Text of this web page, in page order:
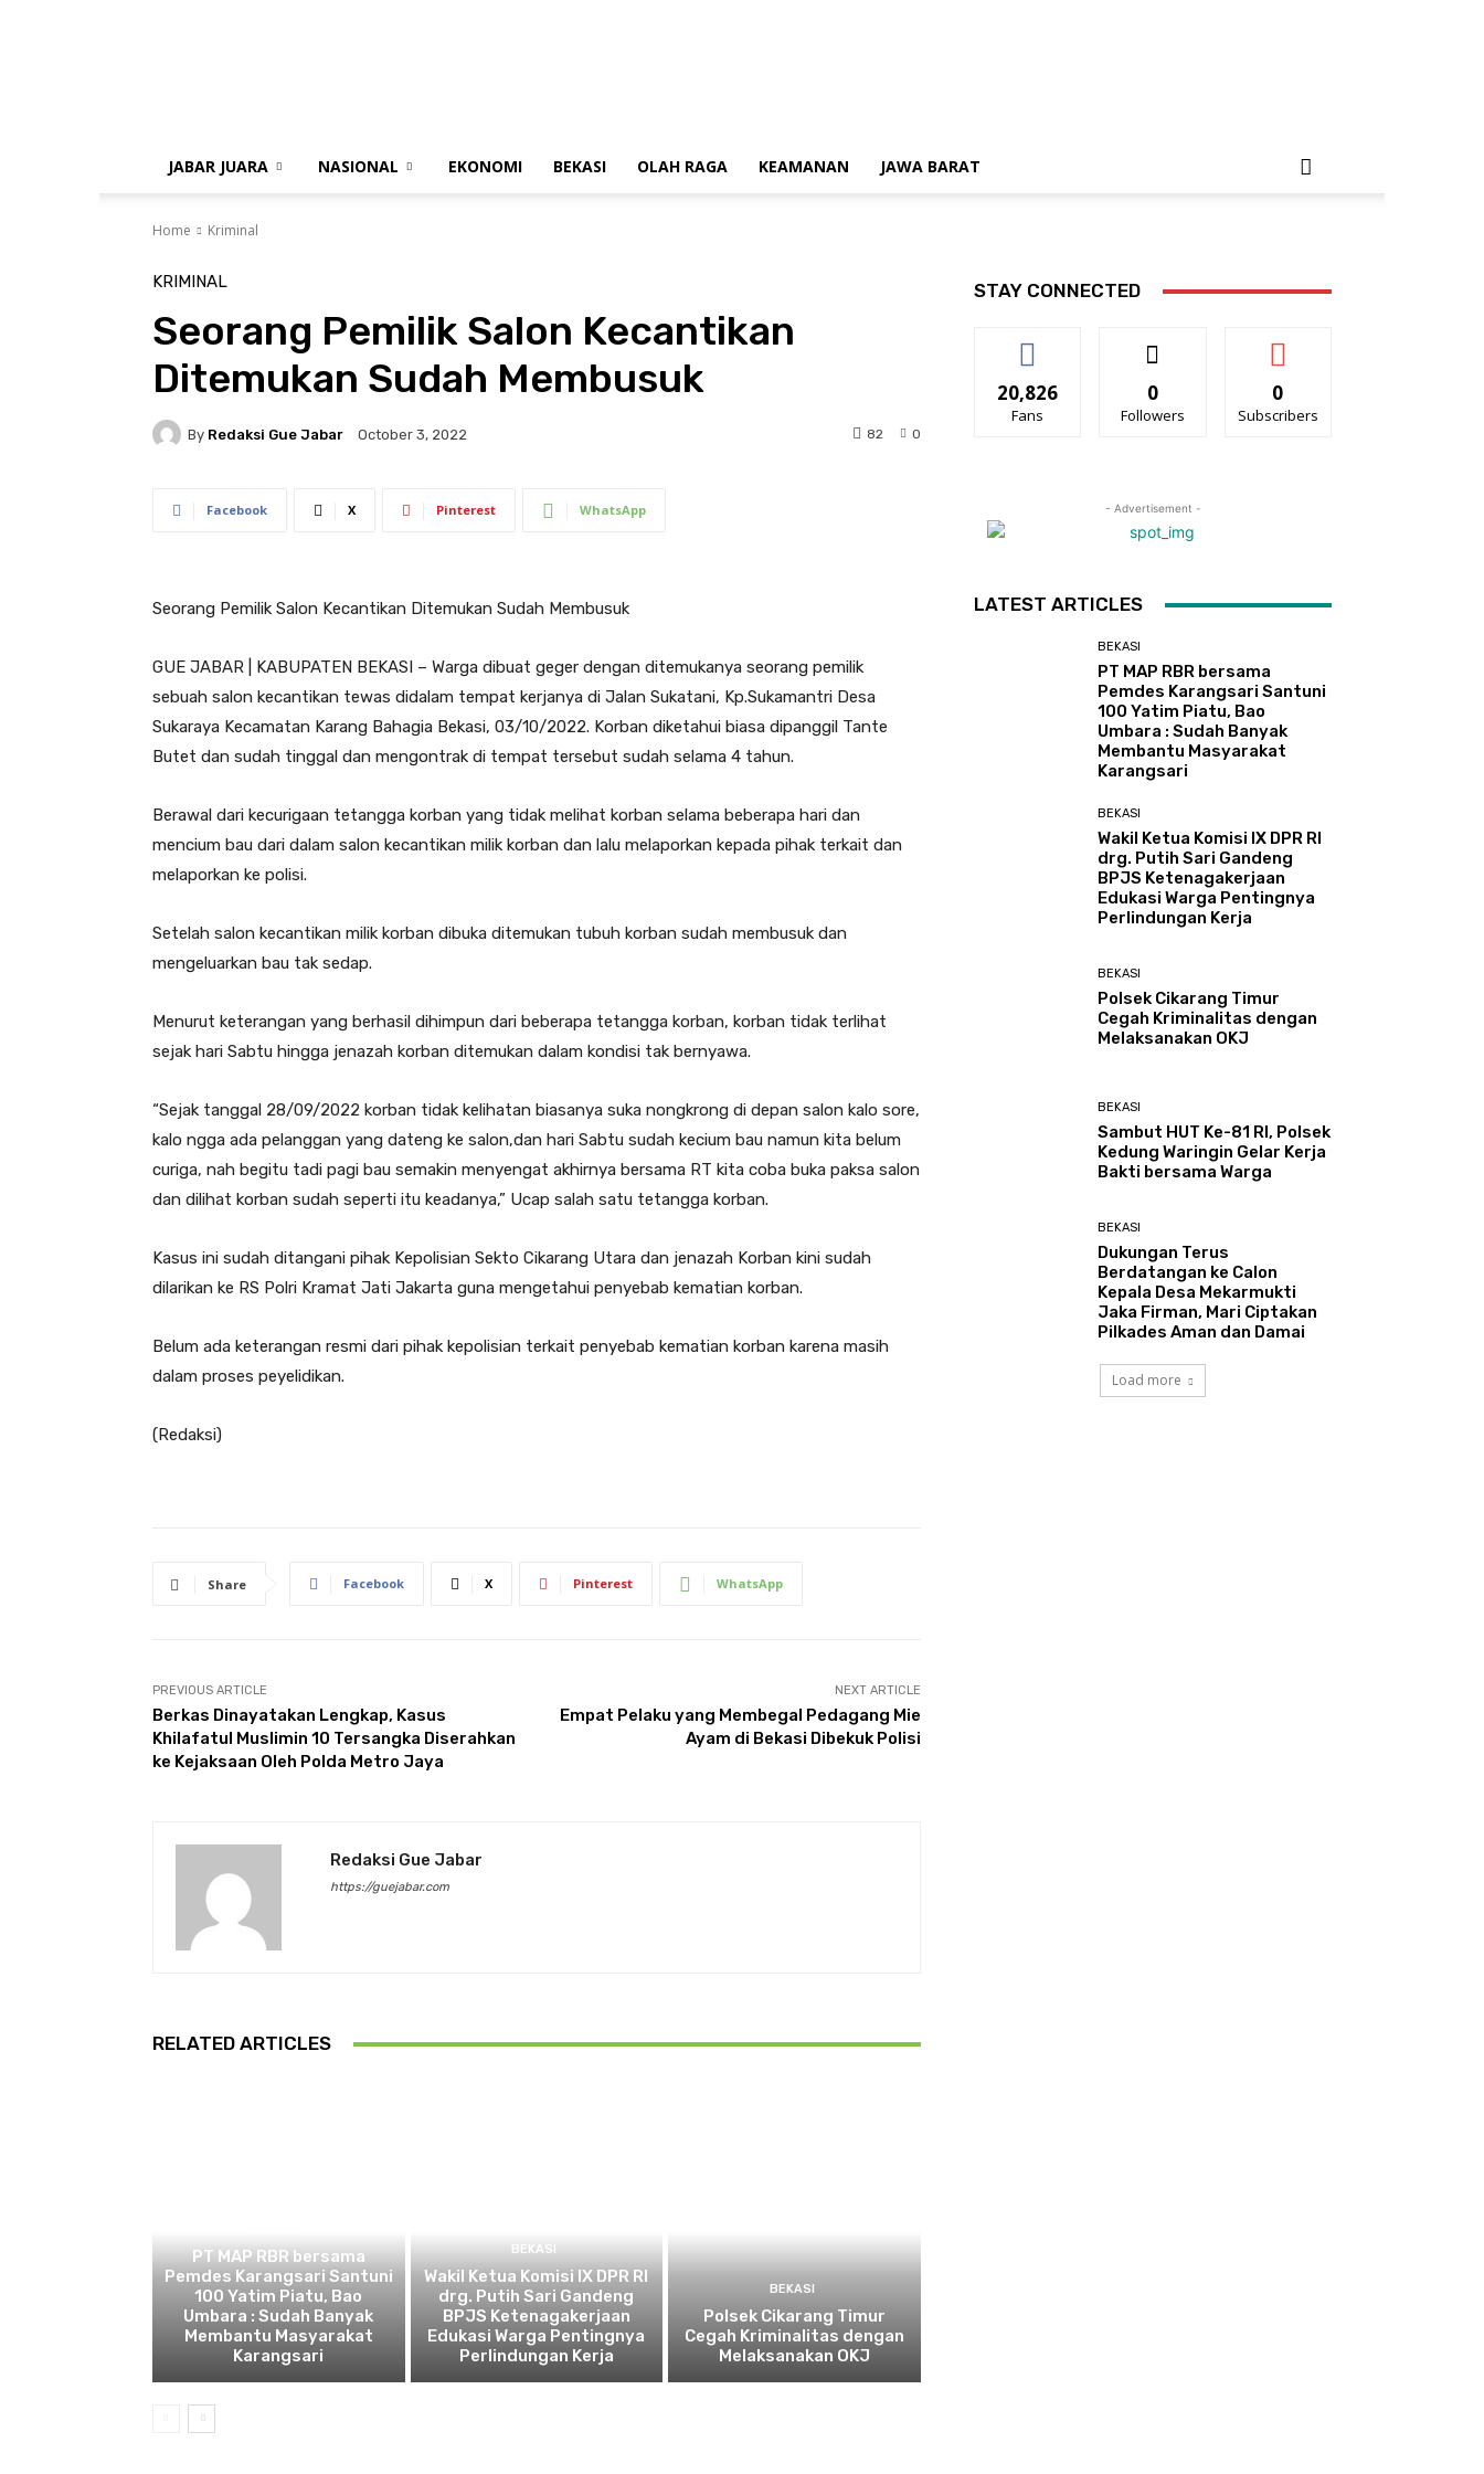
JABAR JUARA NASIONAL EKONOMI BEKASI OLAH RAGA KEAMANAN JAWA BARAT
Home Kriminal
KRIMINAL
Seorang Pemilik Salon Kecantikan
Ditemukan Sudah Membusuk
By Redaksi Gue Jabar October 3, 2022 0
82
Facebook X Pinterest WhatsApp
Seorang Pemilik Salon Kecantikan Ditemukan Sudah Membusuk
GUE JABAR | KABUPATEN BEKASI – Warga dibuat geger dengan ditemukanya seorang pemilik
sebuah salon kecantikan tewas didalam tempat kerjanya di Jalan Sukatani, Kp.Sukamantri Desa
Sukaraya Kecamatan Karang Bahagia Bekasi, 03/10/2022. Korban diketahui biasa dipanggil Tante
Butet dan sudah tinggal dan mengontrak di tempat tersebut sudah selama 4 tahun.
Berawal dari kecurigaan tetangga korban yang tidak melihat korban selama beberapa hari dan
mencium bau dari dalam salon kecantikan milik korban dan lalu melaporkan kepada pihak terkait dan
melaporkan ke polisi.
Setelah salon kecantikan milik korban dibuka ditemukan tubuh korban sudah membusuk dan
mengeluarkan bau tak sedap.
Menurut keterangan yang berhasil dihimpun dari beberapa tetangga korban, korban tidak terlihat
sejak hari Sabtu hingga jenazah korban ditemukan dalam kondisi tak bernyawa.
“Sejak tanggal 28/09/2022 korban tidak kelihatan biasanya suka nongkrong di depan salon kalo sore,
kalo ngga ada pelanggan yang dateng ke salon,dan hari Sabtu sudah kecium bau namun kita belum
curiga, nah begitu tadi pagi bau semakin menyengat akhirnya bersama RT kita coba buka paksa salon
dan dilihat korban sudah seperti itu keadanya,” Ucap salah satu tetangga korban.
Kasus ini sudah ditangani pihak Kepolisian Sekto Cikarang Utara dan jenazah Korban kini sudah
dilarikan ke RS Polri Kramat Jati Jakarta guna mengetahui penyebab kematian korban.
Belum ada keterangan resmi dari pihak kepolisian terkait penyebab kematian korban karena masih
dalam proses peyelidikan.
(Redaksi)
Share Facebook X Pinterest WhatsApp
PREVIOUS ARTICLE
Berkas Dinayatakan Lengkap, Kasus
Khilafatul Muslimin 10 Tersangka Diserahkan
ke Kejaksaan Oleh Polda Metro Jaya
NEXT ARTICLE
Empat Pelaku yang Membegal Pedagang Mie
Ayam di Bekasi Dibekuk Polisi
Redaksi Gue Jabar
https://guejabar.com
RELATED ARTICLES
PT MAP RBR bersama
Pemdes Karangsari Santuni
100 Yatim Piatu, Bao
Umbara : Sudah Banyak
Membantu Masyarakat
Karangsari
BEKASI
Wakil Ketua Komisi IX DPR RI
drg. Putih Sari Gandeng
BPJS Ketenagakerjaan
Edukasi Warga Pentingnya
Perlindungan Kerja
BEKASI
Polsek Cikarang Timur
Cegah Kriminalitas dengan
Melaksanakan OKJ
STAY CONNECTED
20,826
Fans
0
Followers
0
Subscribers
- Advertisement -
LATEST ARTICLES
BEKASI
PT MAP RBR bersama
Pemdes Karangsari Santuni
100 Yatim Piatu, Bao
Umbara : Sudah Banyak
Membantu Masyarakat
Karangsari
BEKASI
Wakil Ketua Komisi IX DPR RI
drg. Putih Sari Gandeng
BPJS Ketenagakerjaan
Edukasi Warga Pentingnya
Perlindungan Kerja
BEKASI
Polsek Cikarang Timur
Cegah Kriminalitas dengan
Melaksanakan OKJ
BEKASI
Sambut HUT Ke-81 RI, Polsek
Kedung Waringin Gelar Kerja
Bakti bersama Warga
BEKASI
Dukungan Terus
Berdatangan ke Calon
Kepala Desa Mekarmukti
Jaka Firman, Mari Ciptakan
Pilkades Aman dan Damai
Load more